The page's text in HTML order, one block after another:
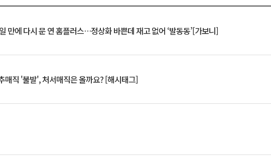
만에 다시 문 연 홈플러스…정상화 바쁜데 재고 없어 ‘발동동’[가보니]
매직 '불발', 처서매직은 올까요? [해시태그]